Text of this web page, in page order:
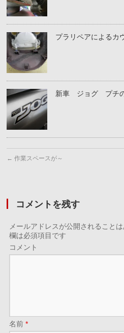
プラリペアによるカ
新車 ジョグ プチ
← 作業スペースが～
コメントを残す
メールアドレスが公開されることは
欄は必須項目です
コメント
名前*